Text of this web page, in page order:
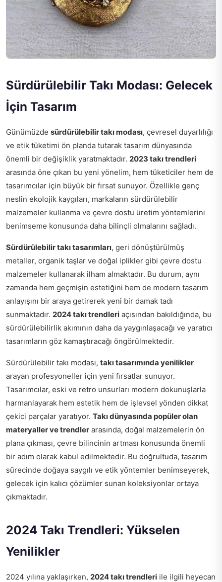
Sürdürülebilir Takı Modası: Gelecek
İçin Tasarım
Günümüzde sürdürülebilir takı modası, çevresel duyarlılığı
ve etik tüketimi ön planda tutarak tasarım dünyasında
önemli bir değişiklik yaratmaktadır. 2023 takı trendleri
arasında öne çıkan bu yeni yönelim, hem tüketiciler hem de
tasarımcılar için büyük bir fırsat sunuyor. Özellikle genç
neslin ekolojik kaygıları, markaların sürdürülebilir
malzemeler kullanma ve çevre dostu üretim yöntemlerini
benimseme konusunda daha bilinçli olmalarını sağladı.
Sürdürülebilir takı tasarımları, geri dönüştürülmüş
metaller, organik taşlar ve doğal iplikler gibi çevre dostu
malzemeler kullanarak ilham almaktadır. Bu durum, aynı
zamanda hem geçmişin estetiğini hem de modern tasarım
anlayışını bir araya getirerek yeni bir damak tadı
sunmaktadır. 2024 takı trendleri açısından bakıldığında, bu
sürdürülebilirlik akımının daha da yaygınlaşacağı ve yaratıcı
tasarımların göz kamaştıracağı öngörülmektedir.
Sürdürülebilir takı modası, takı tasarımında yenilikler
arayan profesyoneller için yeni fırsatlar sunuyor.
Tasarımcılar, eski ve retro unsurları modern dokunuşlarla
harmanlayarak hem estetik hem de işlevsel yönden dikkat
çekici parçalar yaratıyor. Takı dünyasında popüler olan
materyaller ve trendler arasında, doğal malzemelerin ön
plana çıkması, çevre bilincinin artması konusunda önemli
bir adım olarak kabul edilmektedir. Bu doğrultuda, tasarım
sürecinde doğaya saygılı ve etik yöntemler benimseyerek,
gelecek için kalıcı çözümler sunan koleksiyonlar ortaya
çıkmaktadır.
2024 Takı Trendleri: Yükselen
Yenilikler
2024 yılına yaklaşırken, 2024 takı trendleri ile ilgili heyecan